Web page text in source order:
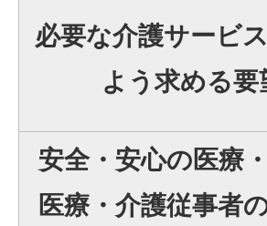
必要な介護サービ
よう求める要
安全・安心の医療
医療・介護従事者